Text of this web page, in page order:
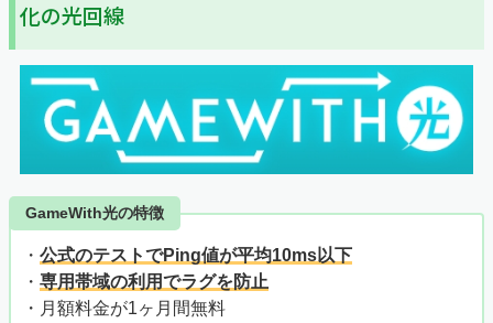
化の光回線
GameWith光の特徴
・ 公式のテストでPing値が平均10ms以下
・ 専用帯域の利用でラグを防止
・月額料金が1ヶ月間無料